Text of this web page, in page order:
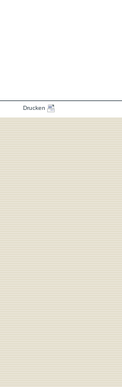
Drucken